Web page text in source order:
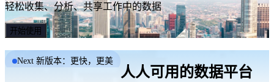
轻松收集、分析、共享工作中的数据
开始使用
Next 新版本：更快，更美
人人可用的数据平台